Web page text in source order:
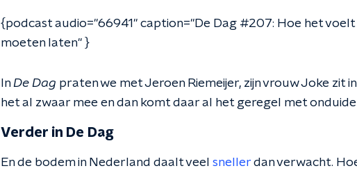
{podcast audio="66941" caption="De Dag #207: Hoe het
moeten laten" }
InDe Dag praten we met Jeroen Riemeijer, zijn vrouw Joke zit
het al zwaar mee en dan komt daar al het geregel met
Verder in De Dag
En de bodem in Nederland daalt veel sneller dan verwacht.